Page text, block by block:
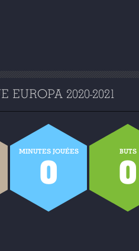
EUROPA 2020-2021
MINUTES JOUÉES
0
BUTS
0